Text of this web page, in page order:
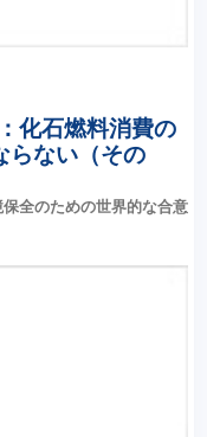
化石燃料消費の
らない（その
全のための世界的な合意